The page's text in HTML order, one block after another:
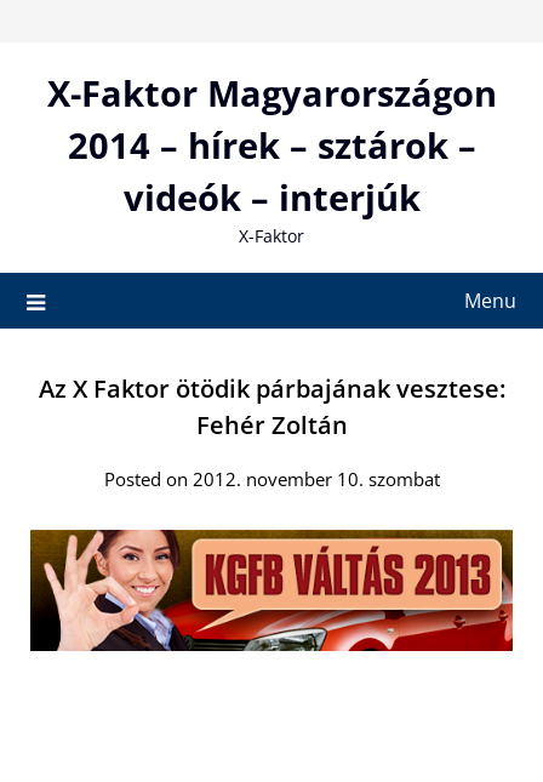
contentX-Faktor Magyarországon
2014 – hírek – sztárok –
videók – interjúk
X-Faktor
Menu
Az X Faktor ötödik párbajának vesztese:
Fehér Zoltán
Posted on 2012. november 10. szombat